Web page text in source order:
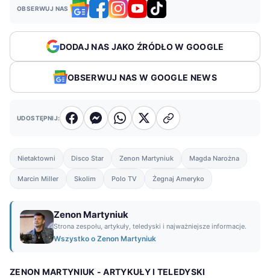
OBSERWUJ NAS
DODAJ NAS JAKO ŹRÓDŁO W GOOGLE
OBSERWUJ NAS W GOOGLE NEWS
UDOSTĘPNIJ:
Nietaktowni Disco Star Zenon Martyniuk Magda Narożna
Marcin Miller Skolim Polo TV Żegnaj Ameryko
Zenon Martyniuk
Strona zespołu, artykuły, teledyski i najważniejsze informacje.
Wszystko o Zenon Martyniuk
ZENON MARTYNIUK - ARTYKUŁY I TELEDYSKI